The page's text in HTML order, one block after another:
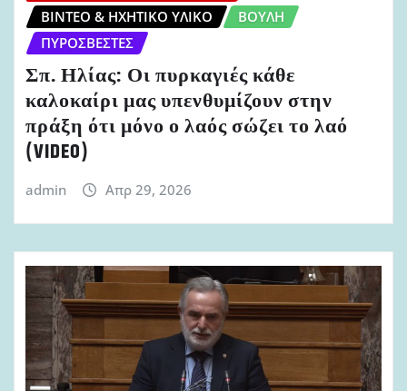
ΒΊΝΤΕΟ & ΗΧΗΤΙΚΌ ΥΛΙΚΌ
ΒΟΥΛΉ
ΠΥΡΟΣΒΈΣΤΕΣ
Σπ. Ηλίας: Οι πυρκαγιές κάθε
καλοκαίρι μας υπενθυμίζουν στην
πράξη ότι μόνο ο λαός σώζει το λαό
(VIDEO)
admin Απρ 29, 2026